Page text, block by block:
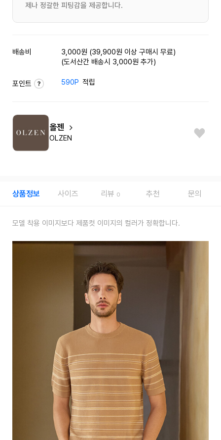
제나 정갈한 피팅감을 제공합니다.
배송비
3,000원 (39,900원 이상 구매시 무료)
(도서산간 배송시 3,000원 추가)
포인트 590P 적립
올젠
OLZEN
상품정보 사이즈 리뷰 0 추천 문의
모델 착용 이미지보다 제품컷 이미지의 컬러가 정확합니다.